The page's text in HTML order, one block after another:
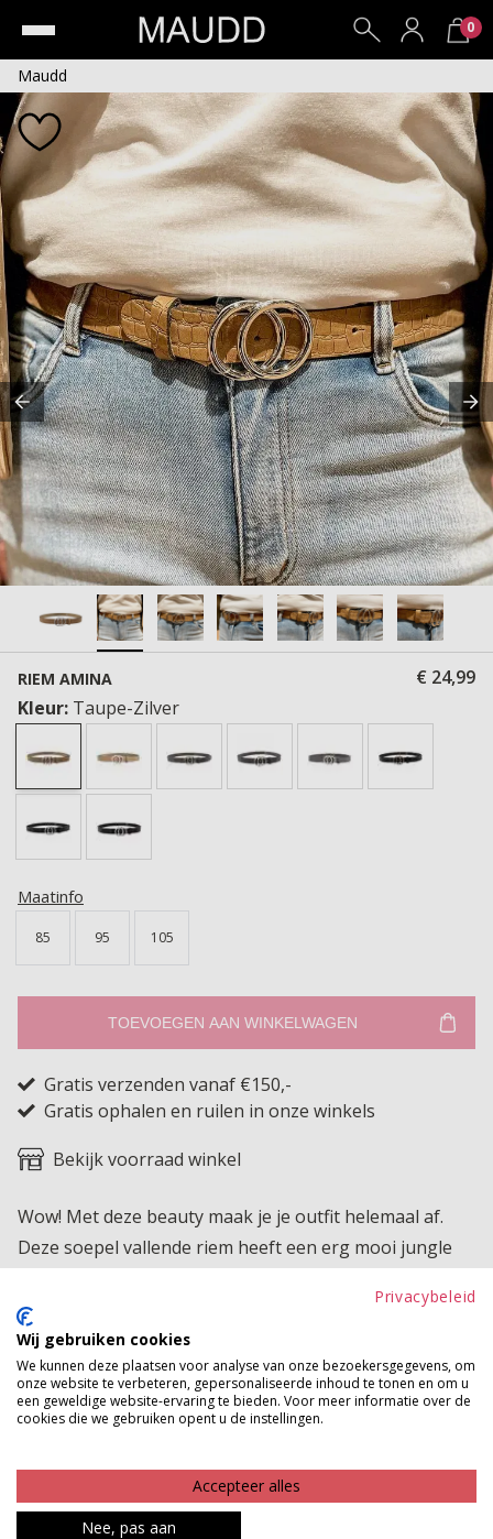
0
Maudd
RIEM AMINA
€ 24,99
Kleur: Taupe-Zilver
Maatinfo
85 95 105
TOEVOEGEN AAN WINKELWAGEN
Gratis verzenden vanaf €150,-
Gratis ophalen en ruilen in onze winkels
Bekijk voorraad winkel
Wow! Met deze beauty maak je je outfit helemaal af.
Deze soepel vallende riem heeft een erg mooi jungle
riem is makkelijk vast te maken.
Product kenmerken
Betaalinformatie
Privacybeleid
Wij gebruiken cookies
We kunnen deze plaatsen voor analyse van onze bezoekersgegevens, om
onze website te verbeteren, gepersonaliseerde inhoud te tonen en om u
een geweldige website-ervaring te bieden. Voor meer informatie over de
cookies die we gebruiken opent u de instellingen.
Accepteer alles
Nee, pas aan